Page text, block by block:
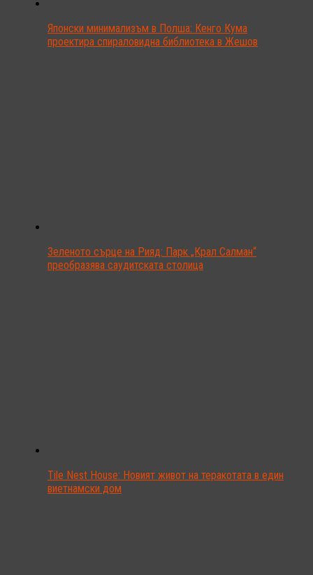
Японски минимализъм в Полша: Кенго Кума
проектира спираловидна библиотека в Жешов
Зеленото сърце на Рияд: Парк „Крал Салман“
преобразява саудитската столица
Tile Nest House: Новият живот на теракотата в един
виетнамски дом